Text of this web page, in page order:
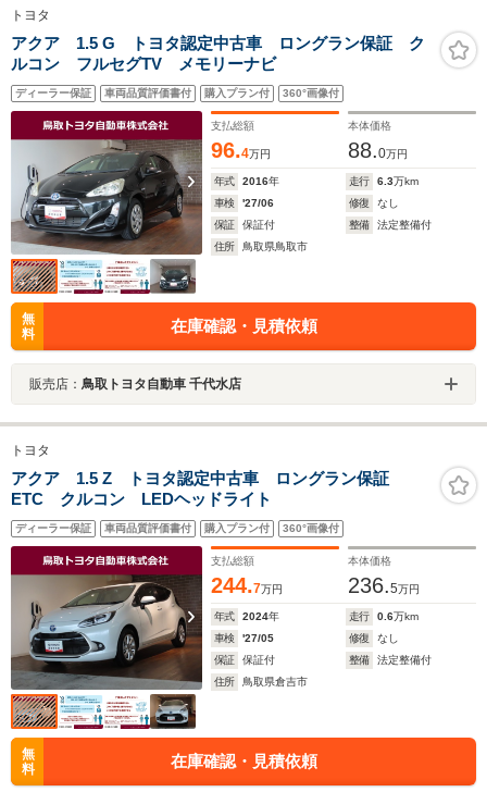
トヨタ
アクア 1.5 G トヨタ認定中古車 ロングラン保証 ク
ルコン フルセグTV メモリーナビ
ディーラー保証 車両品質評価書付 購入プラン付 360°画像付
支払総額
96.4万円
本体価格
88.0万円
年式 2016年 走行 6.3万km
車検
'27/06 修復
なし
保証
保証付 整備
法定整備付
住所
鳥取県鳥取市
無
料
在庫確認・見積依頼
販売店： 鳥取トヨタ自動車 千代水店
トヨタ
アクア 1.5 Z トヨタ認定中古車 ロングラン保証
ETC クルコン LEDヘッドライト
ディーラー保証 車両品質評価書付 購入プラン付 360°画像付
支払総額
244.7万円
本体価格
236.5万円
年式 2024年 走行 0.6万km
車検
'27/05 修復
なし
保証
保証付 整備
法定整備付
住所
鳥取県倉吉市
無
料
在庫確認・見積依頼